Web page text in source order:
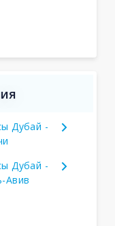
Дубай -
Дубай -
Авив